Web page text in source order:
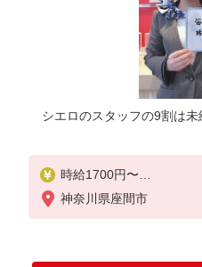
シエロのスタッフの9割は
時給1700円〜
※残業代支給
★交通費別途支給（規定
入社祝い金10万円支給(
神奈川県座間市